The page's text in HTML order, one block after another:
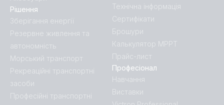
Рішення
Зберігання енергії
Резервне живлення та
автономність
Морський транспорт
Рекреаційні транспортні
засоби
Професійні транспортні
Технічна інформація
Сертифікати
Брошури
Калькулятор MPPT
Прайс-лист
Професіонал
Навчання
Виставки